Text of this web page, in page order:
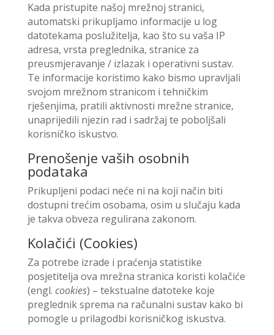
Kada pristupite našoj mrežnoj stranici,
automatski prikupljamo informacije u log
datotekama poslužitelja, kao što su vaša IP
adresa, vrsta preglednika, stranice za
preusmjeravanje / izlazak i operativni sustav.
Te informacije koristimo kako bismo upravljali
svojom mrežnom stranicom i tehničkim
rješenjima, pratili aktivnosti mrežne stranice,
unaprijedili njezin rad i sadržaj te poboljšali
korisničko iskustvo.
Prenošenje vaših osobnih
podataka
Prikupljeni podaci neće ni na koji način biti
dostupni trećim osobama, osim u slučaju kada
je takva obveza regulirana zakonom.
Kolačići (Cookies)
Za potrebe izrade i praćenja statistike
posjetitelja ova mrežna stranica koristi kolačiće
(engl. cookies) – tekstualne datoteke koje
preglednik sprema na računalni sustav kako bi
pomogle u prilagodbi korisničkog iskustva.